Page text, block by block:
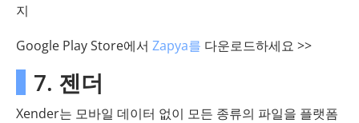
지
Google Play Store에서 Zapya를 다운로드하세요 >>
7. 젠더
Xender는 모바일 데이터 없이 모든 종류의 파일을 플랫폼